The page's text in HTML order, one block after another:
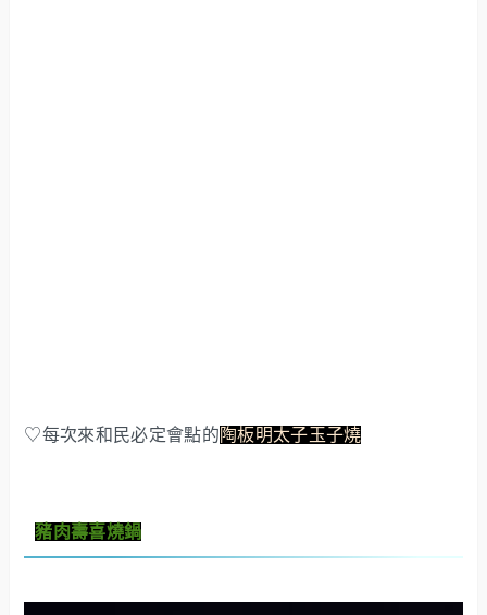
♡每次來和民必定會點的陶板明太子玉子燒
豬肉壽喜燒鍋